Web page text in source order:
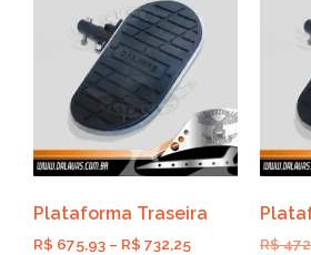
Plataforma Traseira
R$ 675,93 – R$ 732,25 R$